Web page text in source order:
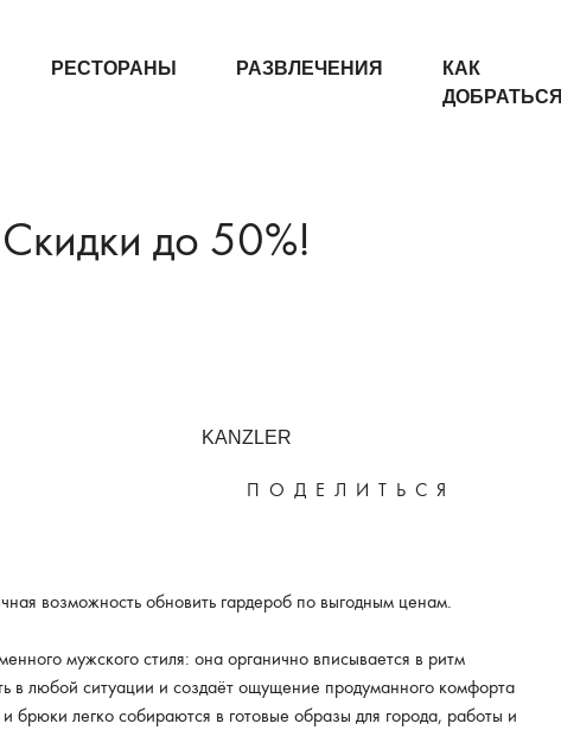
РЕСТОРАНЫ РАЗВЛЕЧЕНИЯ
КАК
ДОБРАТЬСЯ
до 50%!
KANZLER
ПОДЕЛИТЬСЯ
возможность обновить гардероб по выгодным ценам.
мужского стиля: она органично вписывается в ритм
в любой ситуации и создаёт ощущение продуманного комфорта
легко собираются в готовые образы для города, работы и